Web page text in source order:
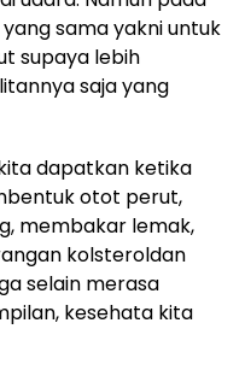
sama yakni untuk
supaya lebih
saja yang
dapatkan ketika
otot perut,
membakar lemak,
kolsteroldan
selain merasa
kesehata kita